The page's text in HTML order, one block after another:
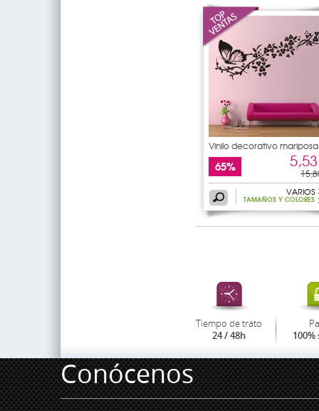
Vinilo decorativo mariposa
65%
VARIOS
TAMAÑOS Y COLORES
Tiempo de trato
24 / 48h 100%
Conócenos